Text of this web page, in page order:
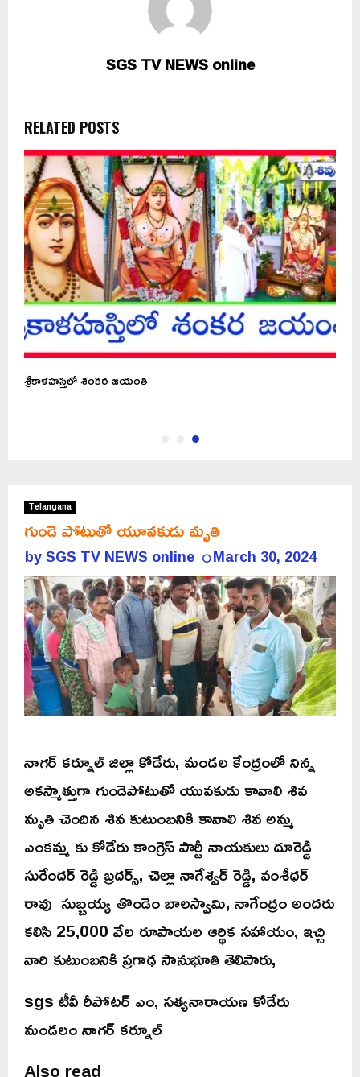
SGS TV NEWS online
RELATED POSTS
శ్రీకాళహస్తిలో శంకర జయంతి
Telangana
గుండె పోటుతో యూవకుడు మృతి
bySGS TV NEWS online March 30, 2024
నాగర్ కర్నూల్ జిల్లా కోడేరు, మండల కేంద్రంలో నిన్న
అకస్మాత్తుగా గుండెపోటుతో యువకుడు కావాలి శివ
మృతి చెందిన శివ కుటుంబనికి కావాలి శివ అమ్మ
ఎంకమ్మ కు కోడేరు కాంగ్రెస్ పార్టీ నాయకులు దూరెడ్డి
సురేందర్ రెడ్డి బ్రదర్స్, చెల్లా నాగేశ్వర్ రెడ్డి, వంశీధర్
రావు సుబ్బయ్య తొండెం బాలస్వామి, నాగేంద్రం అందరు
కలిసి 25,000 వేల రూపాయల ఆర్థిక సహాయం, ఇచ్చి
వారి కుటుంబనికి ప్రగాఢ సానుభూతి తెలిపారు,
sgs టీవీ రీపోటర్ ఎం, సత్యనారాయణ కోడేరు
మండలం నాగర్ కర్నూల్
Also read